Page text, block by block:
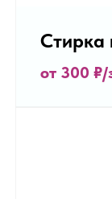
Стирка
от 300 ₽/